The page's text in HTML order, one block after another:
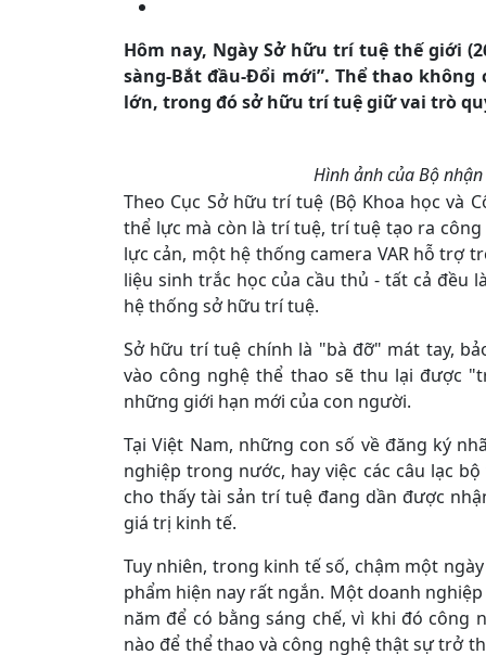
Hôm nay, Ngày Sở hữu trí tuệ thế giới
sàng-Bắt đầu-Đổi mới”. Thể thao
lớn, trong đó sở hữu trí tuệ giữ vai trò
Hình ảnh của Bộ
Theo Cục Sở hữu trí tuệ (Bộ Khoa học và
thể lực mà còn là trí tuệ, trí tuệ tạo ra
lực cản, một hệ thống camera VAR hỗ trợ
liệu sinh trắc học của cầu thủ - tất cả đều
hệ thống sở hữu trí tuệ.
Sở hữu trí tuệ chính là "bà đỡ" mát tay,
vào công nghệ thể thao sẽ thu lại được
những giới hạn mới của con người.
Tại Việt Nam, những con số về đăng ký
nghiệp trong nước, hay việc các câu lạc
cho thấy tài sản trí tuệ đang dần được
giá trị kinh tế.
Tuy nhiên, trong kinh tế số, chậm một
phẩm hiện nay rất ngắn. Một doanh
năm để có bằng sáng chế, vì khi đó công
nào để thể thao và công nghệ thật sự trở